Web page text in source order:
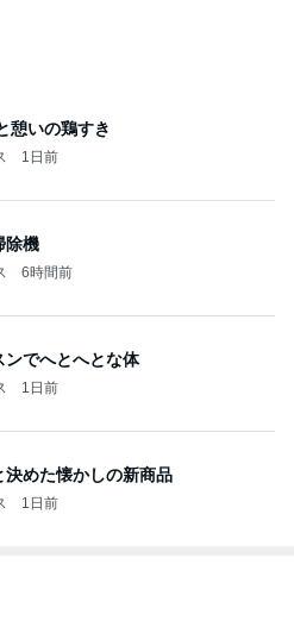
憩いの鶏すき
1日前
除機
6時間前
ンでへとへとな体
1日前
決めた懐かしの新商品
1日前